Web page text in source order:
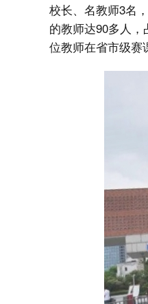
校长、名教师3名
的教师达90多人
位教师在省市级赛